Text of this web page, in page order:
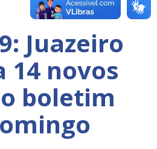
Juazeiro
14 novos
boletim